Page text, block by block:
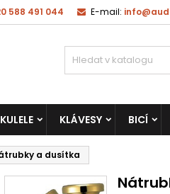
588 491 044 E-mail:
KLÁVESY BICÍ
a dusítka